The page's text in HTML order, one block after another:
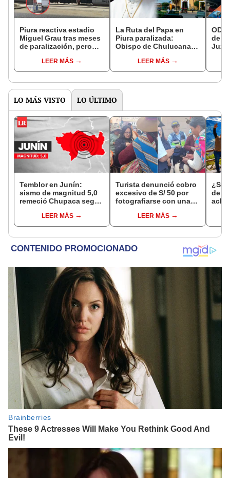
Piura reactiva estadio
Miguel Grau tras meses
de paralización, pero
previo de S/1,2 millones
para "acelerar la
integral"
LEER MÁS
La Ruta del Papa en
Piura paralizada:
Obispo de Chulucanas
presupuesto
LEER MÁS
de
LO MÁS VISTO LO ÚLTIMO
Temblor en Junín:
sismo de magnitud 5,0
remeció Chupaca según
LEER MÁS
Turista denunció cobro
excesivo de S/ 50 por
fotografiarse con una
Serenazgo recuperó el
dinero
LEER MÁS
¿Se
de